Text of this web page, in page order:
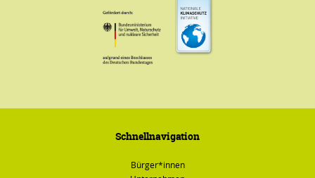
Schnellnavigation
Bürger*innen